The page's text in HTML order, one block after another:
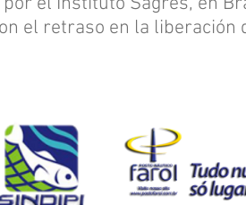
el retraso en la liberación